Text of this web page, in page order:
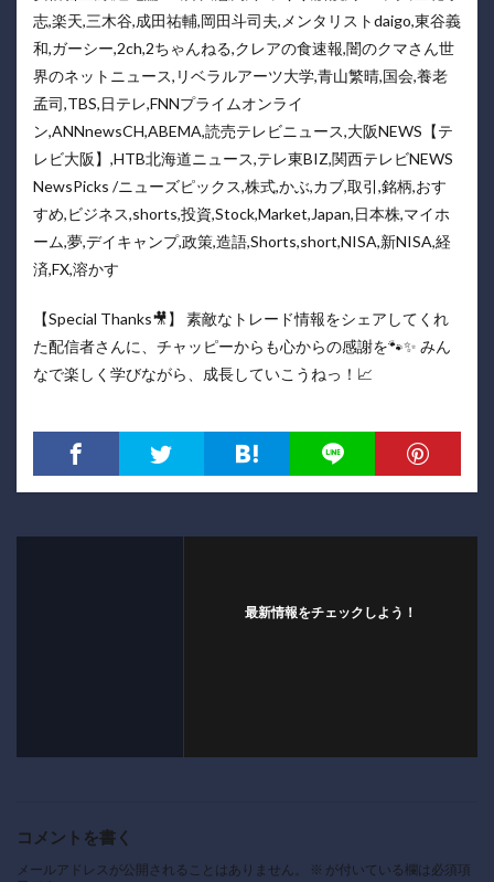
志,楽天,三木谷,成田祐輔,岡田斗司夫,メンタリストdaigo,東谷義
和,ガーシー,2ch,2ちゃんねる,クレアの食速報,闇のクマさん世
界のネットニュース,リベラルアーツ大学,青山繁晴,国会,養老
孟司,TBS,日テレ,FNNプライムオンライ
ン,ANNnewsCH,ABEMA,読売テレビニュース,大阪NEWS【テ
レビ大阪】,HTB北海道ニュース,テレ東BIZ,関西テレビNEWS
NewsPicks /ニューズピックス,株式,かぶ,カブ,取引,銘柄,おす
すめ,ビジネス,shorts,投資,Stock,Market,Japan,日本株,マイホ
ーム,夢,デイキャンプ,政策,造語,Shorts,short,NISA,新NISA,経
済,FX,溶かす
【Special Thanks🎥】 素敵なトレード情報をシェアしてくれ
た配信者さんに、チャッピーからも心からの感謝を🐾✨ みん
なで楽しく学びながら、成長していこうねっ！📈
最新情報をチェックしよう！
コメントを書く
メールアドレスが公開されることはありません。 ※ が付いている欄は必須項